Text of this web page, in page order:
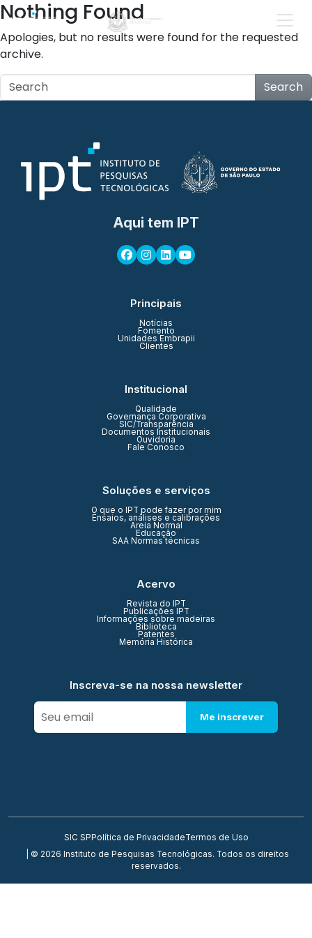
Nothing Found
Apologies, but no results were found for the requested
archive.
Search
Aqui tem IPT
Principais
Notícias
Fomento
Unidades Embrapii
Clientes
Institucional
Qualidade
Governança Corporativa
SIC/Transparência
Documentos Institucionais
Ouvidoria
Fale Conosco
Soluções e serviços
O que o IPT pode fazer por mim
Ensaios, análises e calibrações
Areia Normal
Educação
SAA Normas técnicas
Acervo
Revista do IPT
Publicações IPT
Informações sobre madeiras
Biblioteca
Patentes
Memória Histórica
Inscreva-se na nossa newsletter
Me inscrever
SIC SP Política de PrivacidadeTermos de Uso
| © 2026 Instituto de Pesquisas Tecnológicas. Todos os direitos
reservados.